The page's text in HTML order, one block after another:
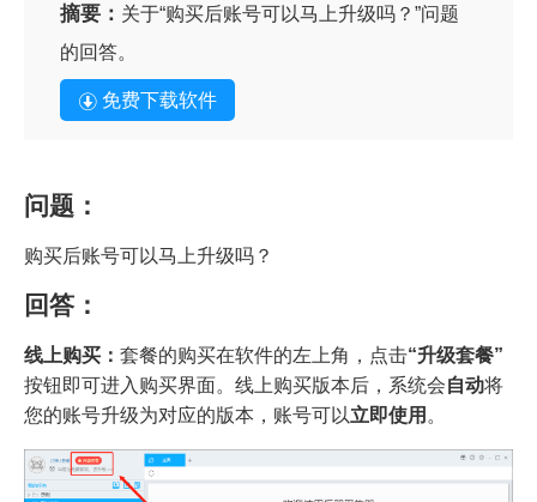
摘要： 关于“购买后账号可以马上升级吗？”问题
的回答。
免费下载软件
问题：
购买后账号可以马上升级吗？
回答：
线上购买： 套餐的购买在软件的左上角，点击“升级套餐”
按钮即可进入购买界面。线上购买版本后，系统会自动将
您的账号升级为对应的版本，账号可以立即使用 。